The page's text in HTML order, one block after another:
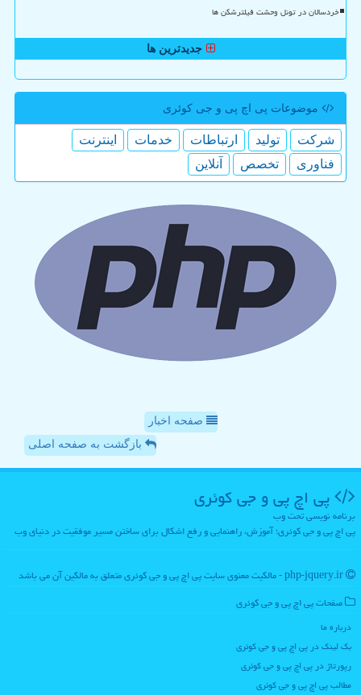
خردسالان در تونل وحشت فیلترشکن ها
جدیدترین ها
موضوعات پی اچ پی و جی كوئری
شركت تولید ارتباطات خدمات
اینترنت
فناوری
تخصص آنلاین
صفحه اخبار
بازگشت به صفحه اصلی
پی اچ پی و جی كوئری
برنامه نویسی تحت وب
پی اچ پی و جی کوئری؛ آموزش، راهنمایی و رفع اشکال برای ساختن مسیر موفقیت در دنیای وب
صفحات پی اچ پی و جی كوئری
درباره ما
بک لینک در پی اچ پی و جی كوئری
رپورتاژ در پی اچ پی و جی كوئری
مطالب پی اچ پی و جی كوئری